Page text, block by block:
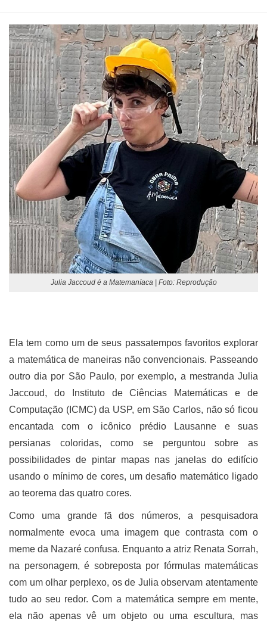
Julia Jaccoud é a Matemaníaca | Foto: Reprodução
Ela tem como um de seus passatempos favoritos explorar
a matemática de maneiras não convencionais. Passeando
outro dia por São Paulo, por exemplo, a mestranda Julia
Jaccoud, do Instituto de Ciências Matemáticas e de
Computação (ICMC) da USP, em São Carlos, não só ficou
encantada com o icônico prédio Lausanne e suas
persianas coloridas, como se perguntou sobre as
possibilidades de pintar mapas nas janelas do edifício
usando o mínimo de cores, um desafio matemático ligado
ao teorema das quatro cores.
Como uma grande fã dos números, a pesquisadora
normalmente evoca uma imagem que contrasta com o
meme da Nazaré confusa. Enquanto a atriz Renata Sorrah,
na personagem, é sobreposta por fórmulas matemáticas
com um olhar perplexo, os de Julia observam atentamente
tudo ao seu redor. Com a matemática sempre em mente,
ela não apenas vê um objeto ou uma escultura, mas